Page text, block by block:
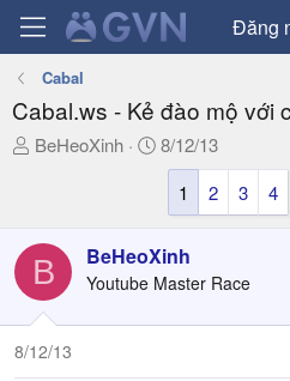
Đăng
Cabal
Cabal.ws - Kẻ đào mộ với
T
a
d
s
t
a
BeHeoXinh
N
g
y
g
ử
i
8/12/13
1
2 3 4
B BeHeoXinh
Youtube Master Race
8/12/13